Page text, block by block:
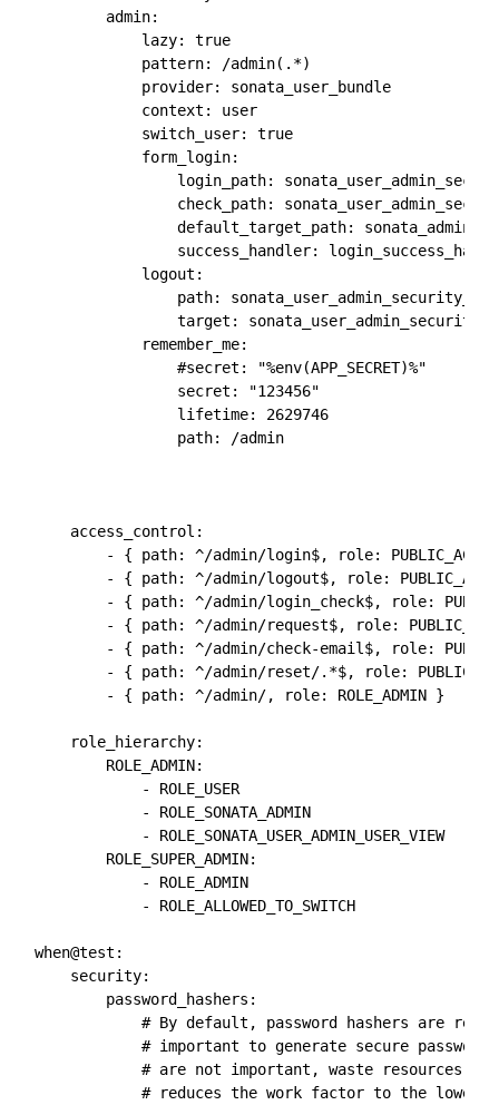
        admin:
            lazy: true
            pattern: /admin(.*)
            provider: sonata_user_bundle
            context: user
            switch_user: true
            form_login:
login_path:
check_path:
default_target_path:
success_handler:
            logout:
path:
target:
            remember_me:
                #secret: "%env(APP_SECRET)%"
                secret: "123456"
                lifetime: 2629746
                path: /admin
    access_control:
- { path: ^/admin/login$, role:
- { path: ^/admin/logout$, role:
- { path: ^/admin/login_check$, role:
- { path: ^/admin/request$, role:
- { path: ^/admin/check-email$, role:
- { path: ^/admin/reset/.*$, role:
        - { path: ^/admin/, role: ROLE_ADMIN }
    role_hierarchy:
        ROLE_ADMIN:
            - ROLE_USER
            - ROLE_SONATA_ADMIN
            - ROLE_SONATA_USER_ADMIN_USER_VIEW
        ROLE_SUPER_ADMIN:
            - ROLE_ADMIN
            - ROLE_ALLOWED_TO_SWITCH
when@test:
    security:
        password_hashers:
# By default, password hashers are
# important to generate secure
# are not important, waste resources
# reduces the work factor to the lowest